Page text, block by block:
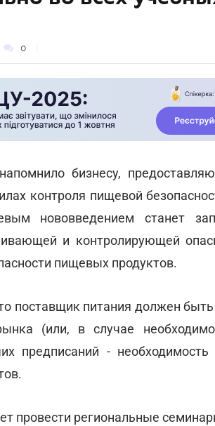
0
бизнесу,
контроля пищевой
нововведением станет
и контролирующей
пищевых продуктов.
поставщик питания должен
(или, в случае
предписаний - необходимость
провести региональные